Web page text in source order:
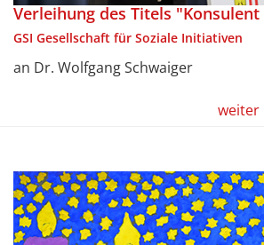
Verleihung des Titels
GSI Gesellschaft für Soziale Initiativen
an Dr. Wolfgang Schwaiger
weiter